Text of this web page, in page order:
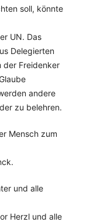
soll, könnte
UN. Das
Delegierten
der Freidenker
andere
zu belehren.
Mensch zum
und alle
Herzl und alle